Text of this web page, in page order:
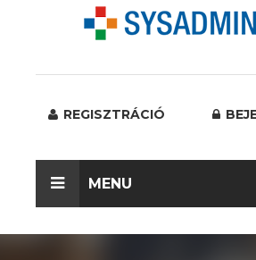
REGISZTRÁCIÓ
MENU